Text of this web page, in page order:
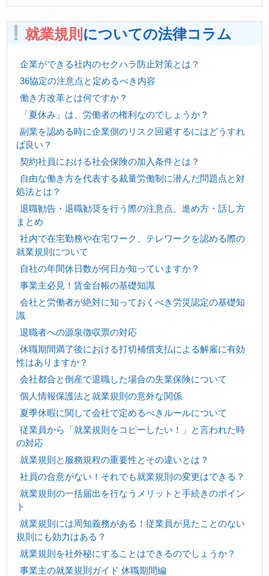
就業規則 についての法律コラム
企業ができる社内のセクハラ防止対策とは？
36協定の注意点と定めるべき内容
働き方改革とは何ですか？
「夏休み」は、労働者の権利なのでしょうか？
副業を認める時に企業側のリスク回避するにはどうすれ
ば良い？
契約社員における社会保険の加入条件とは？
自由な働き方を代表する裁量労働制に潜んだ問題点と対
処法とは？
退職勧告・退職勧奨を行う際の注意点、進め方・話し方
まとめ
社内で在宅勤務や在宅ワーク、テレワークを認める際の
就業規則について
自社の年間休日数が何日か知っていますか？
事業主必見！賃金台帳の基礎知識
会社と労働者が絶対に知っておくべき労災認定の基礎知
識
退職者への源泉徴収票の対応
休職期間満了後における打切補償支払による解雇に有効
性はありますか？
会社都合と倒産で退職した場合の失業保険について
個人情報保護法と就業規則の意外な関係
夏季休暇に関して会社で定めるべきルールについて
従業員から「就業規則をコピーしたい！」と言われた時
の対応
就業規則と服務規程の重要性とその違いとは？
社員の合意がない！それでも就業規則の変更はできる？
就業規則の一括届出を行なうメリットと手続きのポイン
ト
就業規則には周知義務がある！従業員が見たことのない
規則にも効力はある？
就業規則を社外秘にすることはできるのでしょうか？
事業主の就業規則ガイド 休職期間編